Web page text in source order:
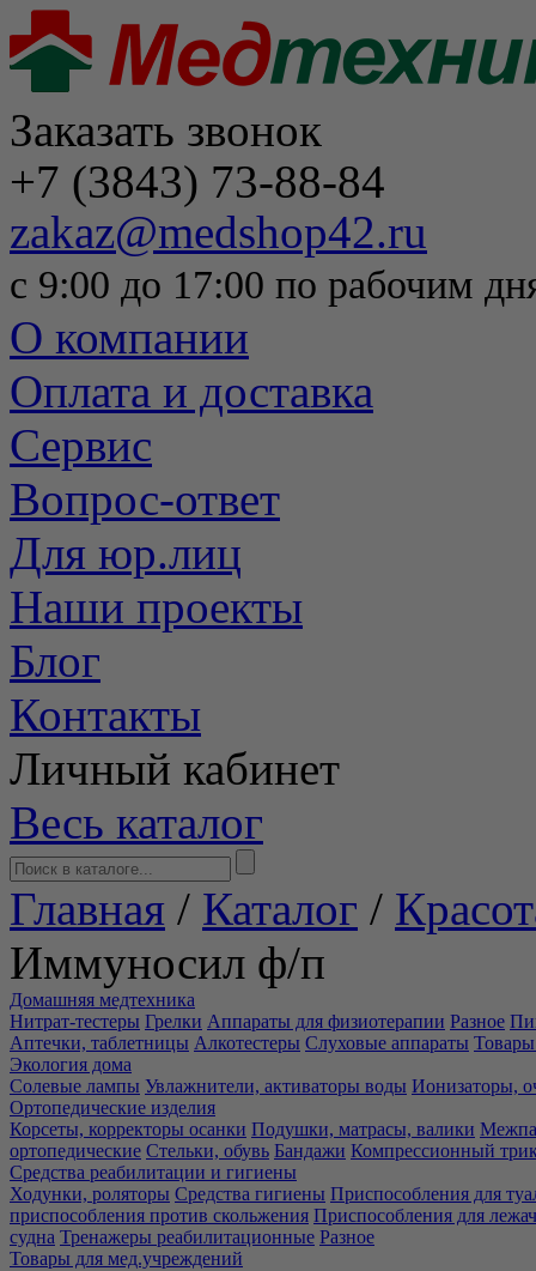
Заказать звонок
+7 (3843) 73-88-84
zakaz@medshop42.ru
с 9:00 до 17:00 по рабочим
О компании
Оплата и доставка
Сервис
Вопрос-ответ
Для юр.лиц
Наши проекты
Блог
Контакты
Личный кабинет
Весь каталог
Главная / Каталог /
Иммуносил ф/п
Домашняя медтехника
Нитрат-тестеры Грелки Аппараты для физиотерапии Разное
Аптечки, таблетницы Алкотестеры Слуховые аппараты Товары
Экология дома
Солевые лампы Увлажнители, активаторы воды Ионизаторы,
Ортопедические изделия
Корсеты, корректоры осанки Подушки, матрасы, валики
ортопедические Стельки, обувь Бандажи Компрессионный
Средства реабилитации и гигиены
Ходунки, роляторы Средства гигиены Приспособления для
приспособления против скольжения Приспособления для
судна Тренажеры реабилитационные Разное
Товары для мед.учреждений